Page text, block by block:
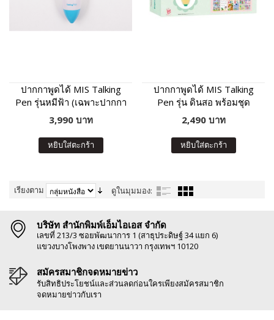
ปากกาพูดได้ MIS Talking
Pen รุ่นหมีฟ้า (เฉพาะปากกา
พูดได้ ไม่มีหนังสือในชุด)
3,990 บาท
หยิบใส่ตะกร้า
ปากกาพูดได้ MIS Talking
Pen รุ่น ดินสอ พร้อมชุด
หนังสือเสริมภาษา พัฒนา IQ
2,490 บาท
หยิบใส่ตะกร้า
เรียงตาม ดูในมุมมอง:
บริษัท สำนักพิมพ์เอ็มไอเอส จำกัด
เลขที่ 213/3 ซอยพัฒนาการ 1 (สาธุประดิษฐ์ 34 แยก 6)
แขวงบางโพงพาง เขตยานนาวา กรุงเทพฯ 10120
สมัครสมาชิกจดหมายข่าว
รับสิทธิประโยชน์และส่วนลดก่อนใครเพียงสมัครสมาชิก
จดหมายข่าวกับเรา